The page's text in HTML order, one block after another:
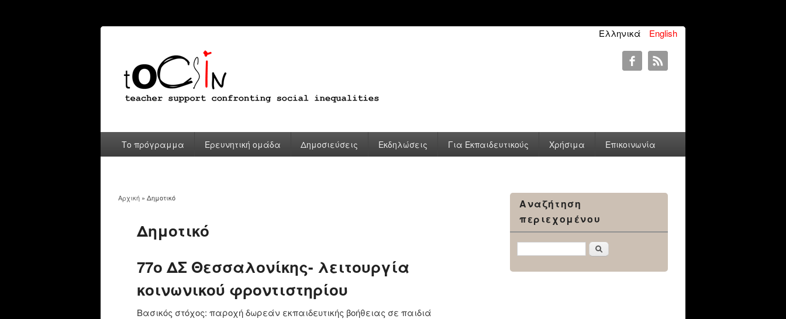
English
Ελληνικά
Το πρόγραμμα Ερευνητική ομάδα Δημοσιεύσεις Εκδηλώσεις Για Εκπαιδευτικούς Χρήσιμα Επικοινωνία
You are here
Αρχική » Δημοτικό
Δημοτικό
77ο ΔΣ Θεσσαλονίκης- λειτουργία
κοινωνικού φροντιστηρίου
Βασικός στόχος: παροχή δωρεάν εκπαιδευτικής βοήθειας σε παιδιά
Αναζήτηση
περιεχομένου
Αναζήτηση